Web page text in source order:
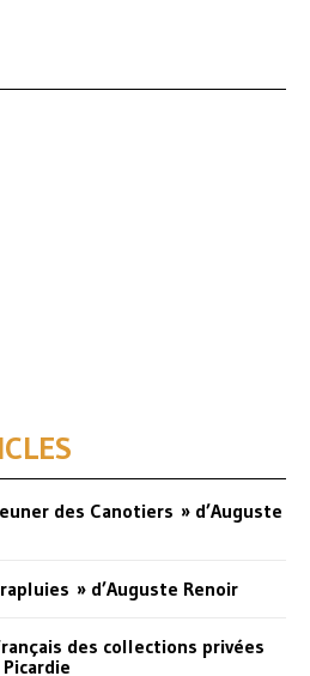
des Canotiers » d’Auguste
» d’Auguste Renoir
des collections privées